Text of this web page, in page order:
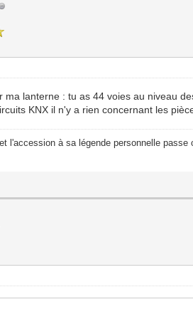
ma lanterne : tu as 44 voies au niveau
KNX il n'y a rien concernant les
l'accession à sa légende personnelle